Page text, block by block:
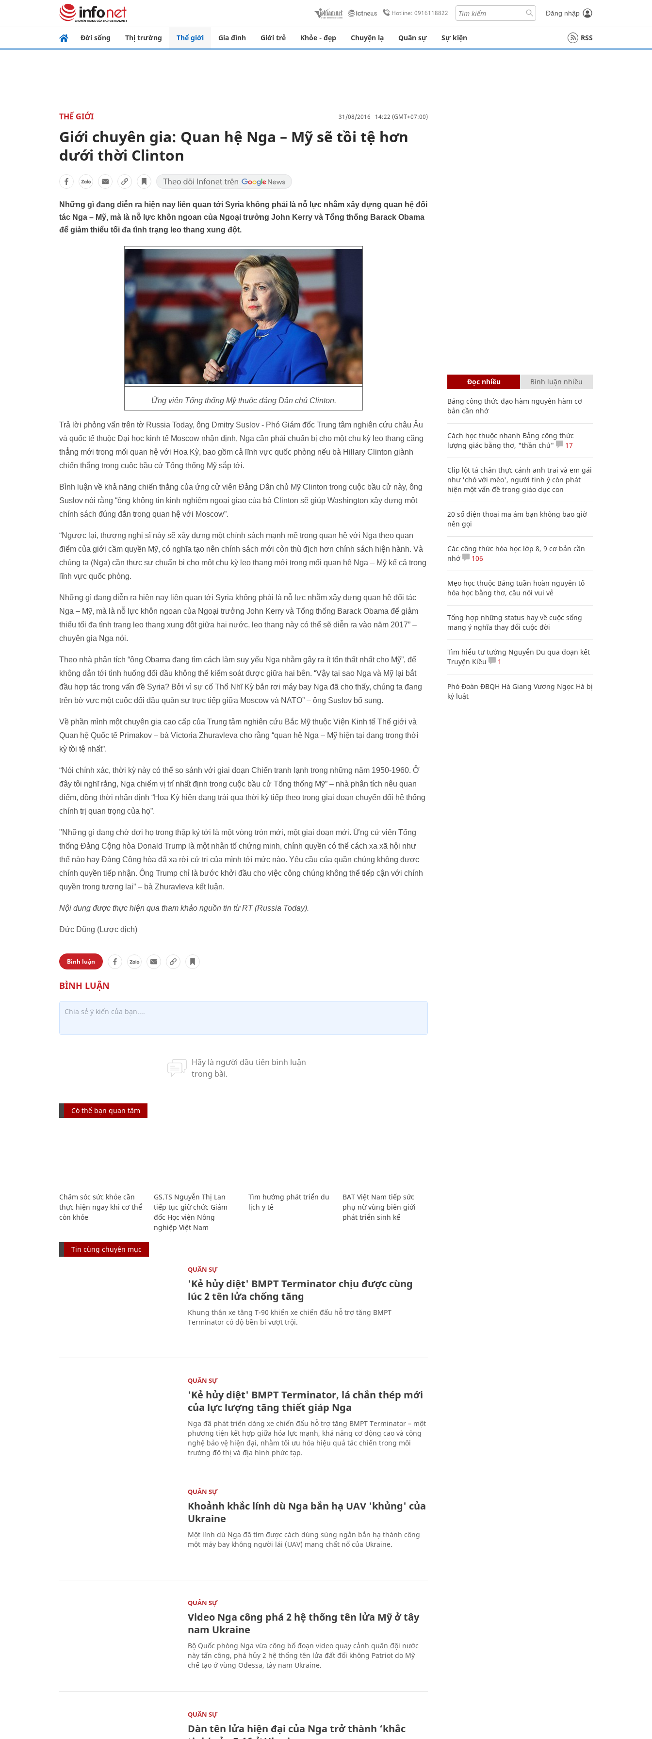
Hotline: 0916118822 Đăng nhập
Đời sống Thị trường Thế giới Gia đình Giới trẻ Khỏe - đẹp Chuyện lạ Quân sự Sự kiện RSS
THẾ GIỚI 31/08/2016 14:22 (GMT+07:00)
Giới chuyên gia: Quan hệ Nga – Mỹ sẽ tồi tệ hơn
dưới thời Clinton
Những gì đang diễn ra hiện nay liên quan tới Syria không phải là nỗ lực nhằm xây dựng quan hệ đối
tác Nga – Mỹ, mà là nỗ lực khôn ngoan của Ngoại trưởng John Kerry và Tổng thống Barack Obama
để giảm thiểu tối đa tình trạng leo thang xung đột.
Ứng viên Tổng thống Mỹ thuộc đảng Dân chủ Clinton.
Trả lời phỏng vấn trên tờ Russia Today, ông Dmitry Suslov - Phó Giám đốc Trung tâm nghiên cứu châu Âu
và quốc tế thuộc Đại học kinh tế Moscow nhận định, Nga cần phải chuẩn bị cho một chu kỳ leo thang căng
thẳng mới trong mối quan hệ với Hoa Kỳ, bao gồm cả lĩnh vực quốc phòng nếu bà Hillary Clinton giành
chiến thắng trong cuộc bầu cử Tổng thống Mỹ sắp tới.
Bình luận về khả năng chiến thắng của ứng cử viên Đảng Dân chủ Mỹ Clinton trong cuộc bầu cử này, ông
Suslov nói rằng “ông không tin kinh nghiệm ngoại giao của bà Clinton sẽ giúp Washington xây dựng một
chính sách đúng đắn trong quan hệ với Moscow”.
“Ngược lại, thượng nghị sĩ này sẽ xây dựng một chính sách mạnh mẽ trong quan hệ với Nga theo quan
điểm của giới cầm quyền Mỹ, có nghĩa tạo nên chính sách mới còn thù địch hơn chính sách hiện hành. Và
chúng ta (Nga) cần thực sự chuẩn bị cho một chu kỳ leo thang mới trong mối quan hệ Nga – Mỹ kể cả trong
lĩnh vực quốc phòng.
Những gì đang diễn ra hiện nay liên quan tới Syria không phải là nỗ lực nhằm xây dựng quan hệ đối tác
Nga – Mỹ, mà là nỗ lực khôn ngoan của Ngoại trưởng John Kerry và Tổng thống Barack Obama để giảm
thiểu tối đa tình trạng leo thang xung đột giữa hai nước, leo thang này có thể sẽ diễn ra vào năm 2017” –
chuyên gia Nga nói.
Theo nhà phân tích “ông Obama đang tìm cách làm suy yếu Nga nhằm gây ra ít tổn thất nhất cho Mỹ”, để
không dẫn tới tình huống đối đầu không thể kiểm soát được giữa hai bên. “Vậy tại sao Nga và Mỹ lại bắt
đầu hợp tác trong vấn đề Syria? Bởi vì sự cố Thổ Nhĩ Kỳ bắn rơi máy bay Nga đã cho thấy, chúng ta đang
trên bờ vực một cuộc đối đầu quân sự trực tiếp giữa Moscow và NATO” – ông Suslov bổ sung.
Về phần mình một chuyên gia cao cấp của Trung tâm nghiên cứu Bắc Mỹ thuộc Viện Kinh tế Thế giới và
Quan hệ Quốc tế Primakov – bà Victoria Zhuravleva cho rằng “quan hệ Nga – Mỹ hiện tại đang trong thời
kỳ tồi tệ nhất”.
“Nói chính xác, thời kỳ này có thể so sánh với giai đoạn Chiến tranh lạnh trong những năm 1950-1960. Ở
đây tôi nghĩ rằng, Nga chiếm vị trí nhất định trong cuộc bầu cử Tổng thống Mỹ” – nhà phân tích nêu quan
điểm, đồng thời nhận định “Hoa Kỳ hiện đang trải qua thời kỳ tiếp theo trong giai đoạn chuyển đổi hệ thống
chính trị quan trọng của họ”.
"Những gì đang chờ đợi họ trong thập kỷ tới là một vòng tròn mới, một giai đoạn mới. Ứng cử viên Tổng
thống Đảng Cộng hòa Donald Trump là một nhân tố chứng minh, chính quyền có thể cách xa xã hội như
thế nào hay Đảng Cộng hòa đã xa rời cử tri của mình tới mức nào. Yêu cầu của quần chúng không được
chính quyền tiếp nhận. Ông Trump chỉ là bước khởi đầu cho việc công chúng không thể tiếp cận với chính
quyền trong tương lai” – bà Zhuravleva kết luận.
Nội dung được thực hiện qua tham khảo nguồn tin từ RT (Russia Today).
Đức Dũng (Lược dịch)
Bình luận
Có thể bạn quan tâm
Chăm sóc sức khỏe cần
thực hiện ngay khi cơ thể
còn khỏe
GS.TS Nguyễn Thị Lan
tiếp tục giữ chức Giám
đốc Học viện Nông
nghiệp Việt Nam
Tìm hướng phát triển du
lịch y tế
BAT Việt Nam tiếp sức
phụ nữ vùng biên giới
phát triển sinh kế
Tin cùng chuyên mục
QUÂN SỰ
'Kẻ hủy diệt' BMPT Terminator chịu được cùng
lúc 2 tên lửa chống tăng
Khung thân xe tăng T-90 khiến xe chiến đấu hỗ trợ tăng BMPT
Terminator có độ bền bỉ vượt trội.
QUÂN SỰ
'Kẻ hủy diệt' BMPT Terminator, lá chắn thép mới
của lực lượng tăng thiết giáp Nga
Nga đã phát triển dòng xe chiến đấu hỗ trợ tăng BMPT Terminator – một
phương tiện kết hợp giữa hỏa lực mạnh, khả năng cơ động cao và công
nghệ bảo vệ hiện đại, nhằm tối ưu hóa hiệu quả tác chiến trong môi
trường đô thị và địa hình phức tạp.
QUÂN SỰ
Khoảnh khắc lính dù Nga bắn hạ UAV 'khủng' của
Ukraine
Một lính dù Nga đã tìm được cách dùng súng ngắn bắn hạ thành công
một máy bay không người lái (UAV) mang chất nổ của Ukraine.
QUÂN SỰ
Video Nga công phá 2 hệ thống tên lửa Mỹ ở tây
nam Ukraine
Bộ Quốc phòng Nga vừa công bố đoạn video quay cảnh quân đội nước
này tấn công, phá hủy 2 hệ thống tên lửa đất đối không Patriot do Mỹ
chế tạo ở vùng Odessa, tây nam Ukraine.
QUÂN SỰ
Dàn tên lửa hiện đại của Nga trở thành ‘khắc
Đọc nhiều Bình luận nhiều
Bảng công thức đạo hàm nguyên hàm cơ
bản cần nhớ
Cách học thuộc nhanh Bảng công thức
lượng giác bằng thơ, "thần chú"
17
Clip lột tả chân thực cảnh anh trai và em gái
như 'chó với mèo', người tinh ý còn phát
hiện một vấn đề trong giáo dục con
20 số điện thoại ma ám bạn không bao giờ
nên gọi
Các công thức hóa học lớp 8, 9 cơ bản cần
nhớ
106
Mẹo học thuộc Bảng tuần hoàn nguyên tố
hóa học bằng thơ, câu nói vui vẻ
Tổng hợp những status hay về cuộc sống
mang ý nghĩa thay đổi cuộc đời
Tìm hiểu tư tưởng Nguyễn Du qua đoạn kết
Truyện Kiều
1
Phó Đoàn ĐBQH Hà Giang Vương Ngọc Hà bị
kỷ luật